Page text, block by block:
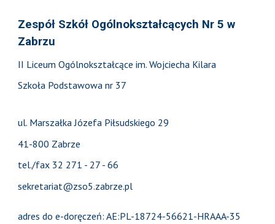
Zespół Szkół Ogólnokształcących Nr 5 w
Zabrzu
II Liceum Ogólnokształcące im. Wojciecha Kilara
Szkoła Podstawowa nr 37
ul. Marszałka Józefa Piłsudskiego 29
41-800 Zabrze
tel./fax 32 271 - 27 - 66
sekretariat@zso5.zabrze.pl
adres do e-doręczeń: AE:PL-18724-56621-HRAAA-35